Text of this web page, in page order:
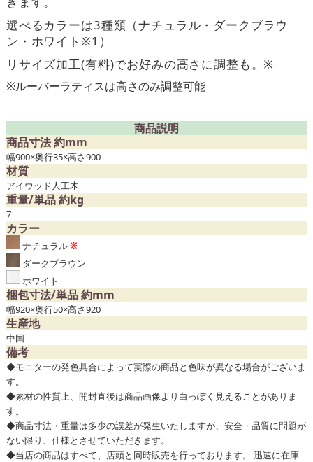
選べるカラーは3種類（ナチュラル・ダークブラウ
ン・ホワイト※1）
リサイズ加工(有料)でお好みの高さに調整も。※
※ルーバーラティスは高さのみ調整可能
商品説明
商品寸法 約mm
幅900×奥行35×高さ900
材質
アイウッド人工木
重量/単品 約kg
7
カラー
ナチュラル※
ダークブラウン
ホワイト
梱包寸法/単品 約mm
幅920×奥行50×高さ920
生産地
中国
備考
◆モニターの発色具合によって実際の商品と色味が異なる場合がございま
す。
◆素材の性質上、開封直後は商品画像より白っぽく見えることがありま
す。
◆商品寸法・重量は多少の誤差が発生いたしますが、安全・品質に問題が
ない限り、仕様とさせていただきます。
◆当店の商品はすべて、店頭と同時販売を行っております。 迅速に在庫